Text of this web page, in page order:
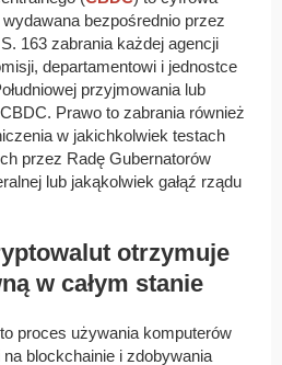
bezpośrednio przez
163 zabrania każdej agencji
departamentowi i jednostce
przyjmowania lub
Prawo to zabrania również
w jakichkolwiek testach
przez Radę Gubernatorów
lub jakąkolwiek gałąź rządu
otrzymuje
w całym stanie
proces używania komputerów
blockchainie i zdobywania